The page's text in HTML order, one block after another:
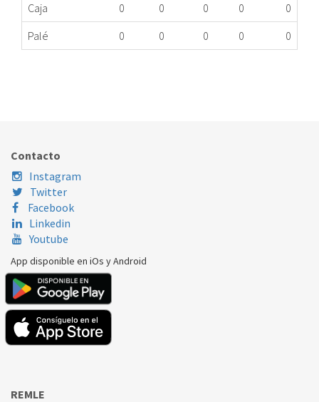
Caja
0 0 0 0
0
Palé
0 0 0 0 0
COLGED
ELETTROBAR
ELETTROBAR
Contacto
Instagram
Twitter
Facebook
Linkedin
Youtube
App disponible en iOs y Android
REMLE